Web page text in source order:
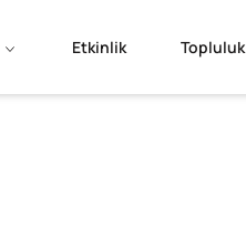
Etkinlik Topluluk